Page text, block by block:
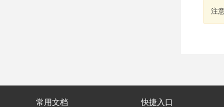
注
常用文档 快捷入口